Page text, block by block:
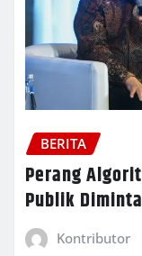
BERITA
Perang
Publik
Kontributor